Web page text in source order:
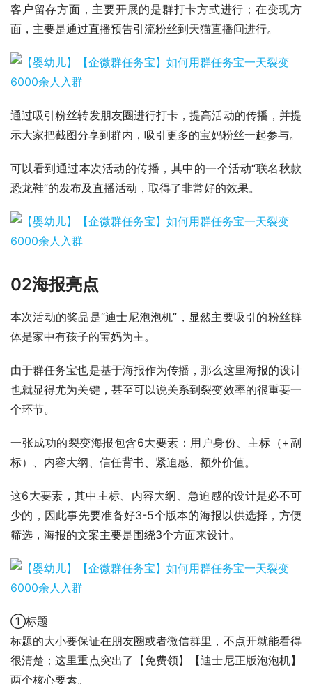
客户留存方面，主要开展的是群打卡方式进行；在变现方
面，主要是通过直播预告引流粉丝到天猫直播间进行。
通过吸引粉丝转发朋友圈进行打卡，提高活动的传播，并提
示大家把截图分享到群内，吸引更多的宝妈粉丝一起参与。
可以看到通过本次活动的传播，其中的一个活动“联名秋款
恐龙鞋”的发布及直播活动，取得了非常好的效果。
02海报亮点
本次活动的奖品是“迪士尼泡泡机”，显然主要吸引的粉丝群
体是家中有孩子的宝妈为主。
由于群任务宝也是基于海报作为传播，那么这里海报的设计
也就显得尤为关键，甚至可以说关系到裂变效率的很重要一
个环节。
一张成功的裂变海报包含6大要素：用户身份、主标（+副
标）、内容大纲、信任背书、紧迫感、额外价值。
这6大要素，其中主标、内容大纲、急迫感的设计是必不可
少的，因此事先要准备好3-5个版本的海报以供选择，方便
筛选，海报的文案主要是围绕3个方面来设计。
①标题
标题的大小要保证在朋友圈或者微信群里，不点开就能看得
很清楚；这里重点突出了【免费领】【迪士尼正版泡泡机】
两个核心要素。